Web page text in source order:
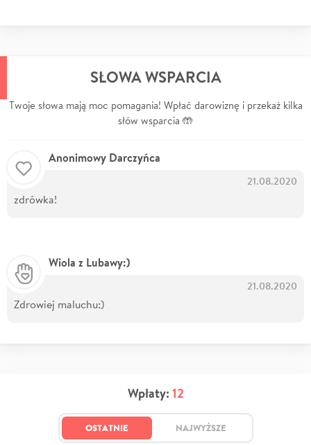
SŁOWA WSPARCIA
Twoje słowa mają moc pomagania! Wpłać darowiznę i przekaż kilka
słów wsparcia 🤲
Anonimowy Darczyńca
21.08.2020
zdrówka!
Wiola z Lubawy:)
21.08.2020
Zdrowiej maluchu:)
Wpłaty: 12
OSTATNIE NAJWYŻSZE